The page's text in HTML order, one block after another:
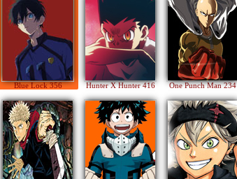
Blue Lock 356 Hunter X Hunter 416 One Punch Man 234